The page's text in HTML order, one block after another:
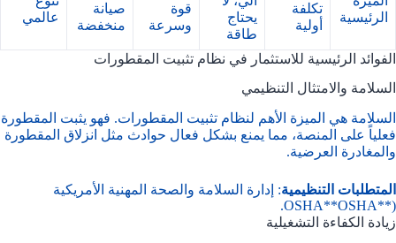
الرئيسية
تكلفة
أولية
يحتاج
طاقة
قوة
وسرعة
صيانة
منخفضة
عالمي
الفوائد الرئيسية للاستثمار في نظام تثبيت المقطورات
السلامة والامتثال التنظيمي
السلامة هي الميزة الأهم لنظام تثبيت المقطورات. فهو يثبت المقطورة
فعلياً على المنصة، مما يمنع بشكل فعال حوادث مثل انزلاق المقطورة
والمغادرة العرضية.
المتطلبات التنظيمية: إدارة السلامة والصحة المهنية الأمريكية
(
**OSHA**
OSHA.
زيادة الكفاءة التشغيلية